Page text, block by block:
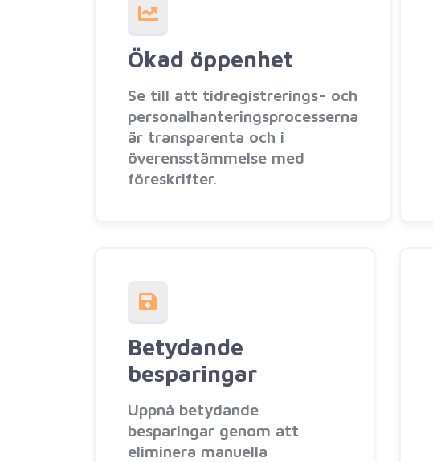
Ökad öppenhet
Se till att tidregistrerings- och
personalhanteringsprocesserna
är transparenta och i
överensstämmelse med
föreskrifter.
Betydande
besparingar
Uppnå betydande
besparingar genom att
eliminera manuella